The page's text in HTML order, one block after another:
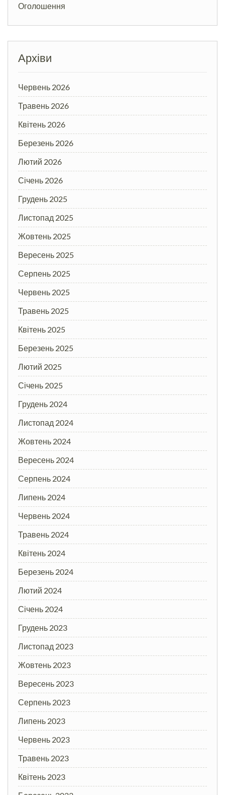
Оголошення
Архіви
Червень 2026
Травень 2026
Квітень 2026
Березень 2026
Лютий 2026
Січень 2026
Грудень 2025
Листопад 2025
Жовтень 2025
Вересень 2025
Серпень 2025
Червень 2025
Травень 2025
Квітень 2025
Березень 2025
Лютий 2025
Січень 2025
Грудень 2024
Листопад 2024
Жовтень 2024
Вересень 2024
Серпень 2024
Липень 2024
Червень 2024
Травень 2024
Квітень 2024
Березень 2024
Лютий 2024
Січень 2024
Грудень 2023
Листопад 2023
Жовтень 2023
Вересень 2023
Серпень 2023
Липень 2023
Червень 2023
Травень 2023
Квітень 2023